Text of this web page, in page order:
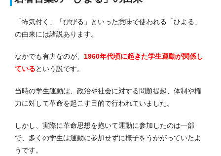
「怖気付く」「びびる」といった意味で使われる「ひよる」
の由来には諸説あります。
なかでも有力なのが、 1960年代頃に起きた学生運動が関係し
ているという説です。
当時の学生運動は、政治や社会に対する問題提起、体制や権
力に対して革命を起こす目的で行われていました。
しかし、実際に革命思想を抱いて運動に参加したのは一部
で、多くの学生は運動に参加せずに様子をうかがっていたよ
うです。